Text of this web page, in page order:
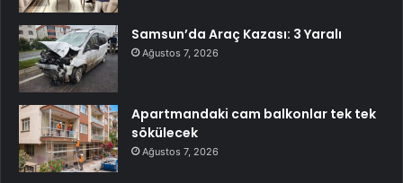
Samsun’da Araç Kazası: 3 Yaralı
Ağustos 7, 2026
Apartmandaki cam balkonlar tek tek
sökülecek
Ağustos 7, 2026